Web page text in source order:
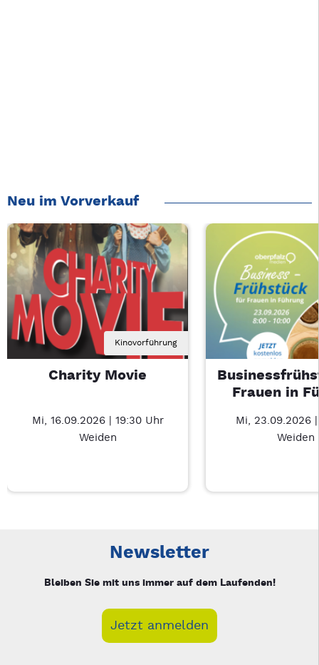
Neu im Vorverkauf
Kinovorführung
Charity Movie
Mi, 16.09.2026 | 19:30 Uhr
Weiden
Frauen in
Mi, 23.09.2026
Weiden
Newsletter
Bleiben Sie mit uns immer auf dem Laufenden!
Jetzt anmelden